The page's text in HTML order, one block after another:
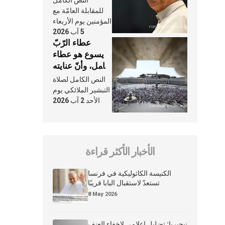
النَّفَس في حياة
الكنيسة
للمقابلة العامّة مع
المؤمنين يوم الأربعاء
5 آب 2026
عطاء الرّبّ
يسوع هو عطاء
شامل، وأنّ عنايته
بنا لا تغيب عنّا
أبدًا
النص الكامل لصلاة
التبشير الملائكي يوم
الأحد 2 آب 2026
الأخبار الأكثر قراءة
الكنيسة الكاثوليكية في فرنسا
تستعدّ لاستقبال البابا قريبًا
8 May 2026